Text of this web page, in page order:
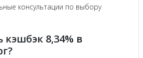
консультации по выбору
кэшбэк 8,34% в